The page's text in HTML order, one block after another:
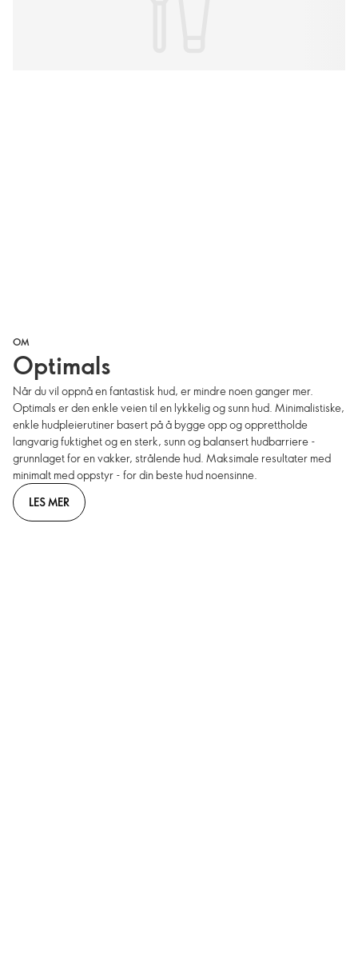
OM
Optimals
Når du vil oppnå en fantastisk hud, er mindre noen ganger mer.
Optimals er den enkle veien til en lykkelig og sunn hud. Minimalistiske,
enkle hudpleierutiner basert på å bygge opp og opprettholde
langvarig fuktighet og en sterk, sunn og balansert hudbarriere -
grunnlaget for en vakker, strålende hud. Maksimale resultater med
minimalt med oppstyr - for din beste hud noensinne.
LES MER